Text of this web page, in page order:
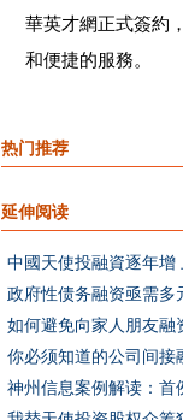
華英才網正式簽約
和便捷的服務。
热门推荐
延伸阅读
中國天使投融資逐年增
政府性债务融资亟需多
如何避免向家人朋友融
你必须知道的公司间接
神州信息案例解读：首